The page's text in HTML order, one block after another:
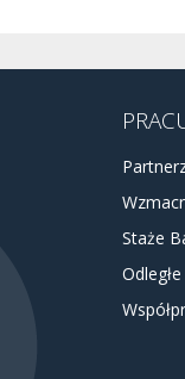
Staże